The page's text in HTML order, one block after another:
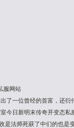
服网站
了一位曾经的首富，还
今日新明末传奇开变态
是法师死获了中们的也是